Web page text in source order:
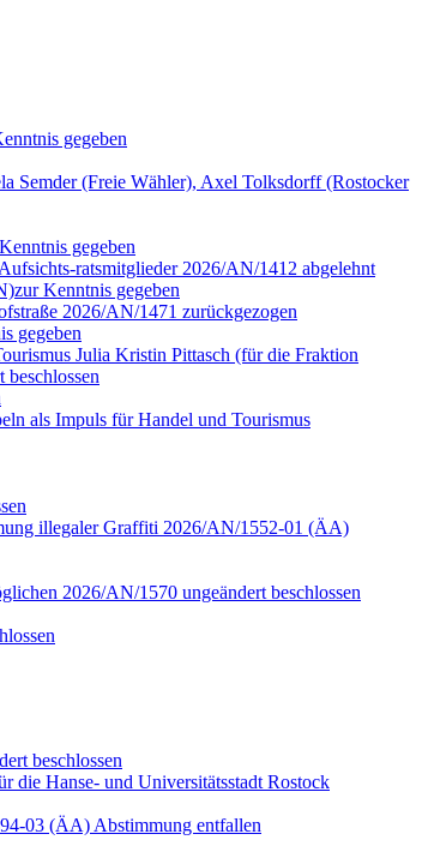
gegeben
(Freie Wähler), Axel Tolksdorff (Rostocker
gegeben
ratsmitglieder 2026/AN/1412 abgelehnt
Kenntnis gegeben
2026/AN/1471 zurückgezogen
gegeben
Julia Kristin Pittasch (für die Fraktion
als Impuls für Handel und Tourismus
illegaler Graffiti 2026/AN/1552-01 (ÄA)
2026/AN/1570 ungeändert beschlossen
beschlossen
die Hanse- und Universitätsstadt Rostock
03 (ÄA) Abstimmung entfallen